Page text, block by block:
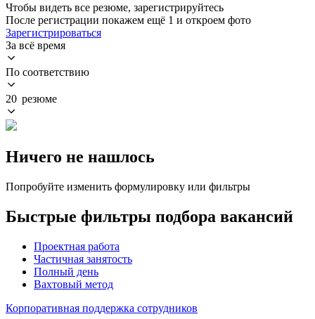
Чтобы видеть все резюме, зарегистрируйтесь
После регистрации покажем ещё 1 и откроем фото
Зарегистрироваться
За всё время
По соответствию
20 резюме
Ничего не нашлось
Попробуйте изменить формулировку или фильтры
Быстрые фильтры подбора вакансий
Проектная работа
Частичная занятость
Полный день
Вахтовый метод
Корпоративная поддержка сотрудников